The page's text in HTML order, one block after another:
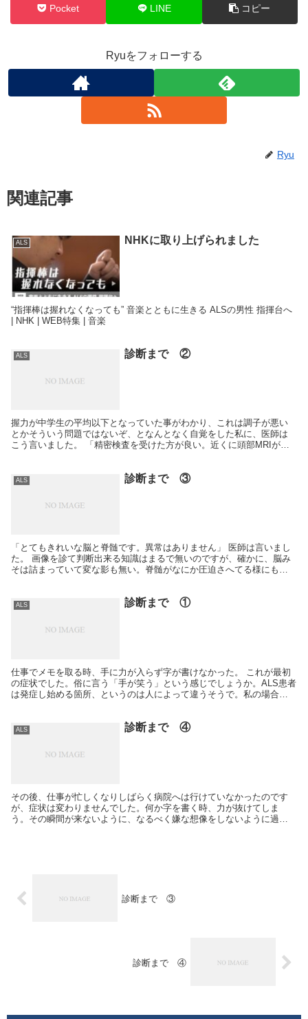
Pocket LINE コピー
Ryuをフォローする
Ryu
関連記事
ALS NHKに取り上げられました
“指揮棒は握れなくなっても” 音楽とともに生きる ALSの男性 指揮台へ
| NHK | WEB特集 | 音楽
ALS 診断まで ②
握力が中学生の平均以下となっていた事がわかり、これは調子が悪い
とかそういう問題ではないぞ、となんとなく自覚をした私に、医師は
こう言いました。 「精密検査を受けた方が良い。近くに頭部MRIが撮
ALS 診断まで ③
「とてもきれいな脳と脊髄です。異常はありません」 医師は言いまし
た。 画像を診て判断出来る知識はまるで無いのですが、確かに、脳み
そは詰まっていて変な影も無い。脊髄がなにか圧迫さへてる様にも見
ALS 診断まで ①
仕事でメモを取る時、手に力が入らず字が書けなかった。 これが最初
の症状でした。俗に言う「手が笑う」という感じでしょうか。ALS患者
は発症し始める箇所、というのは人によって違うそうで。私の場合は
ALS 診断まで ④
その後、仕事が忙しくなりしばらく病院へは行けていなかったのです
が、症状は変わりませんでした。何か字を書く時、力が抜けてしま
う。その瞬間が来ないように、なるべく嫌な想像をしないように過ご
診断まで ③
診断まで ④